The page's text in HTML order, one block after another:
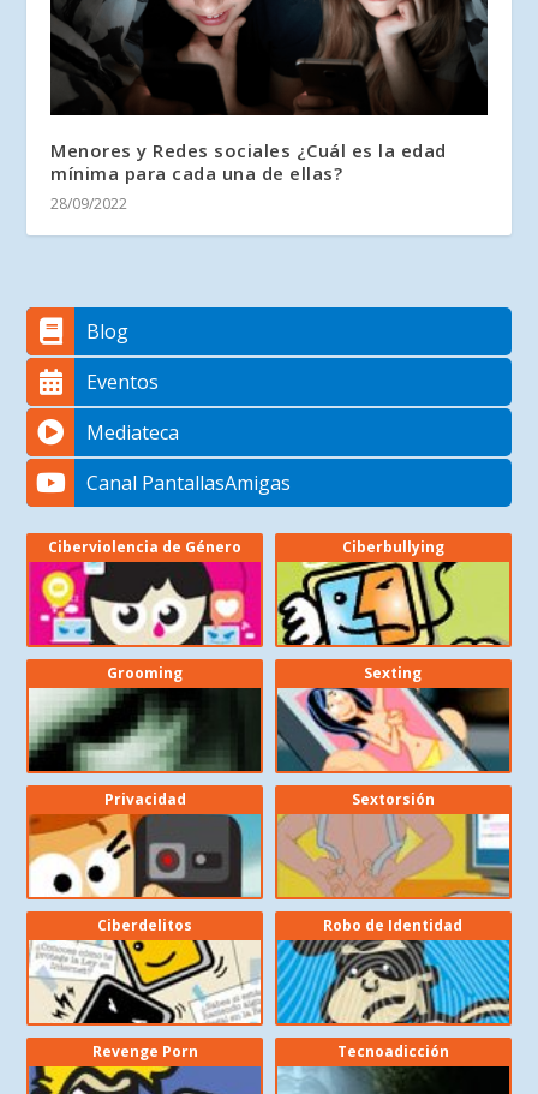
Menores y Redes sociales ¿Cuál es la edad
mínima para cada una de ellas?
28/09/2022
Blog
Eventos
Mediateca
Canal PantallasAmigas
Ciberviolencia de Género Ciberbullying
Grooming Sexting
Privacidad Sextorsión
Ciberdelitos Robo de Identidad
Revenge Porn Tecnoadicción